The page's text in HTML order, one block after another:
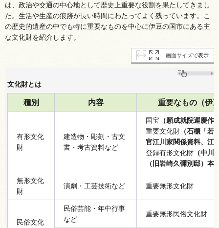
は、政治や交通の中心地として歴史上重要な役割を果たしてきまし
た。生活や生産の痕跡が長い時間にわたってよく残っています。こ
の歴史的遺産の中でも特に重要なものを中心に伊豆の国市にある主
な文化財を紹介します。
画面サイズで表示
文化財とは
種別 内容 重要なもの（伊
有形文化
財
建造物・彫刻・古文
書・考古資料など
国宝 （願成就院運慶作
重要文化財 （石櫃「若
官江川家関係資料、江
登録有形文化財 （中川
（旧岩崎久彌別邸）本
無形文化
財
演劇・工芸技術など 重要無形文化財
民俗文化
民俗芸能・年中行事
など
重要無形民俗文化財